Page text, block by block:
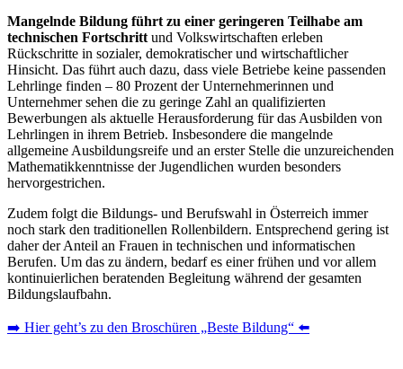
Mangelnde Bildung führt zu einer geringeren Teilhabe am
technischen Fortschrittund Volkswirtschaften erleben
Rückschritte in sozialer, demokratischer und wirtschaftlicher
Hinsicht. Das führt auch dazu, dass viele Betriebe keine passenden
Lehrlinge finden – 80 Prozent der Unternehmerinnen und
Unternehmer sehen die zu geringe Zahl an qualifizierten
Bewerbungen als aktuelle Herausforderung für das Ausbilden von
Lehrlingen in ihrem Betrieb. Insbesondere die mangelnde
allgemeine Ausbildungsreife und an erster Stelle die unzureichenden
Mathematikkenntnisse der Jugendlichen wurden besonders
hervorgestrichen.
Zudem folgt die Bildungs- und Berufswahl in Österreich immer
noch stark den traditionellen Rollenbildern. Entsprechend gering ist
daher der Anteil an Frauen in technischen und informatischen
Berufen. Um das zu ändern, bedarf es einer frühen und vor allem
kontinuierlichen beratenden Begleitung während der gesamten
Bildungslaufbahn.
➡️ Hier geht’s zu den Broschüren „Beste Bildung“ ⬅️